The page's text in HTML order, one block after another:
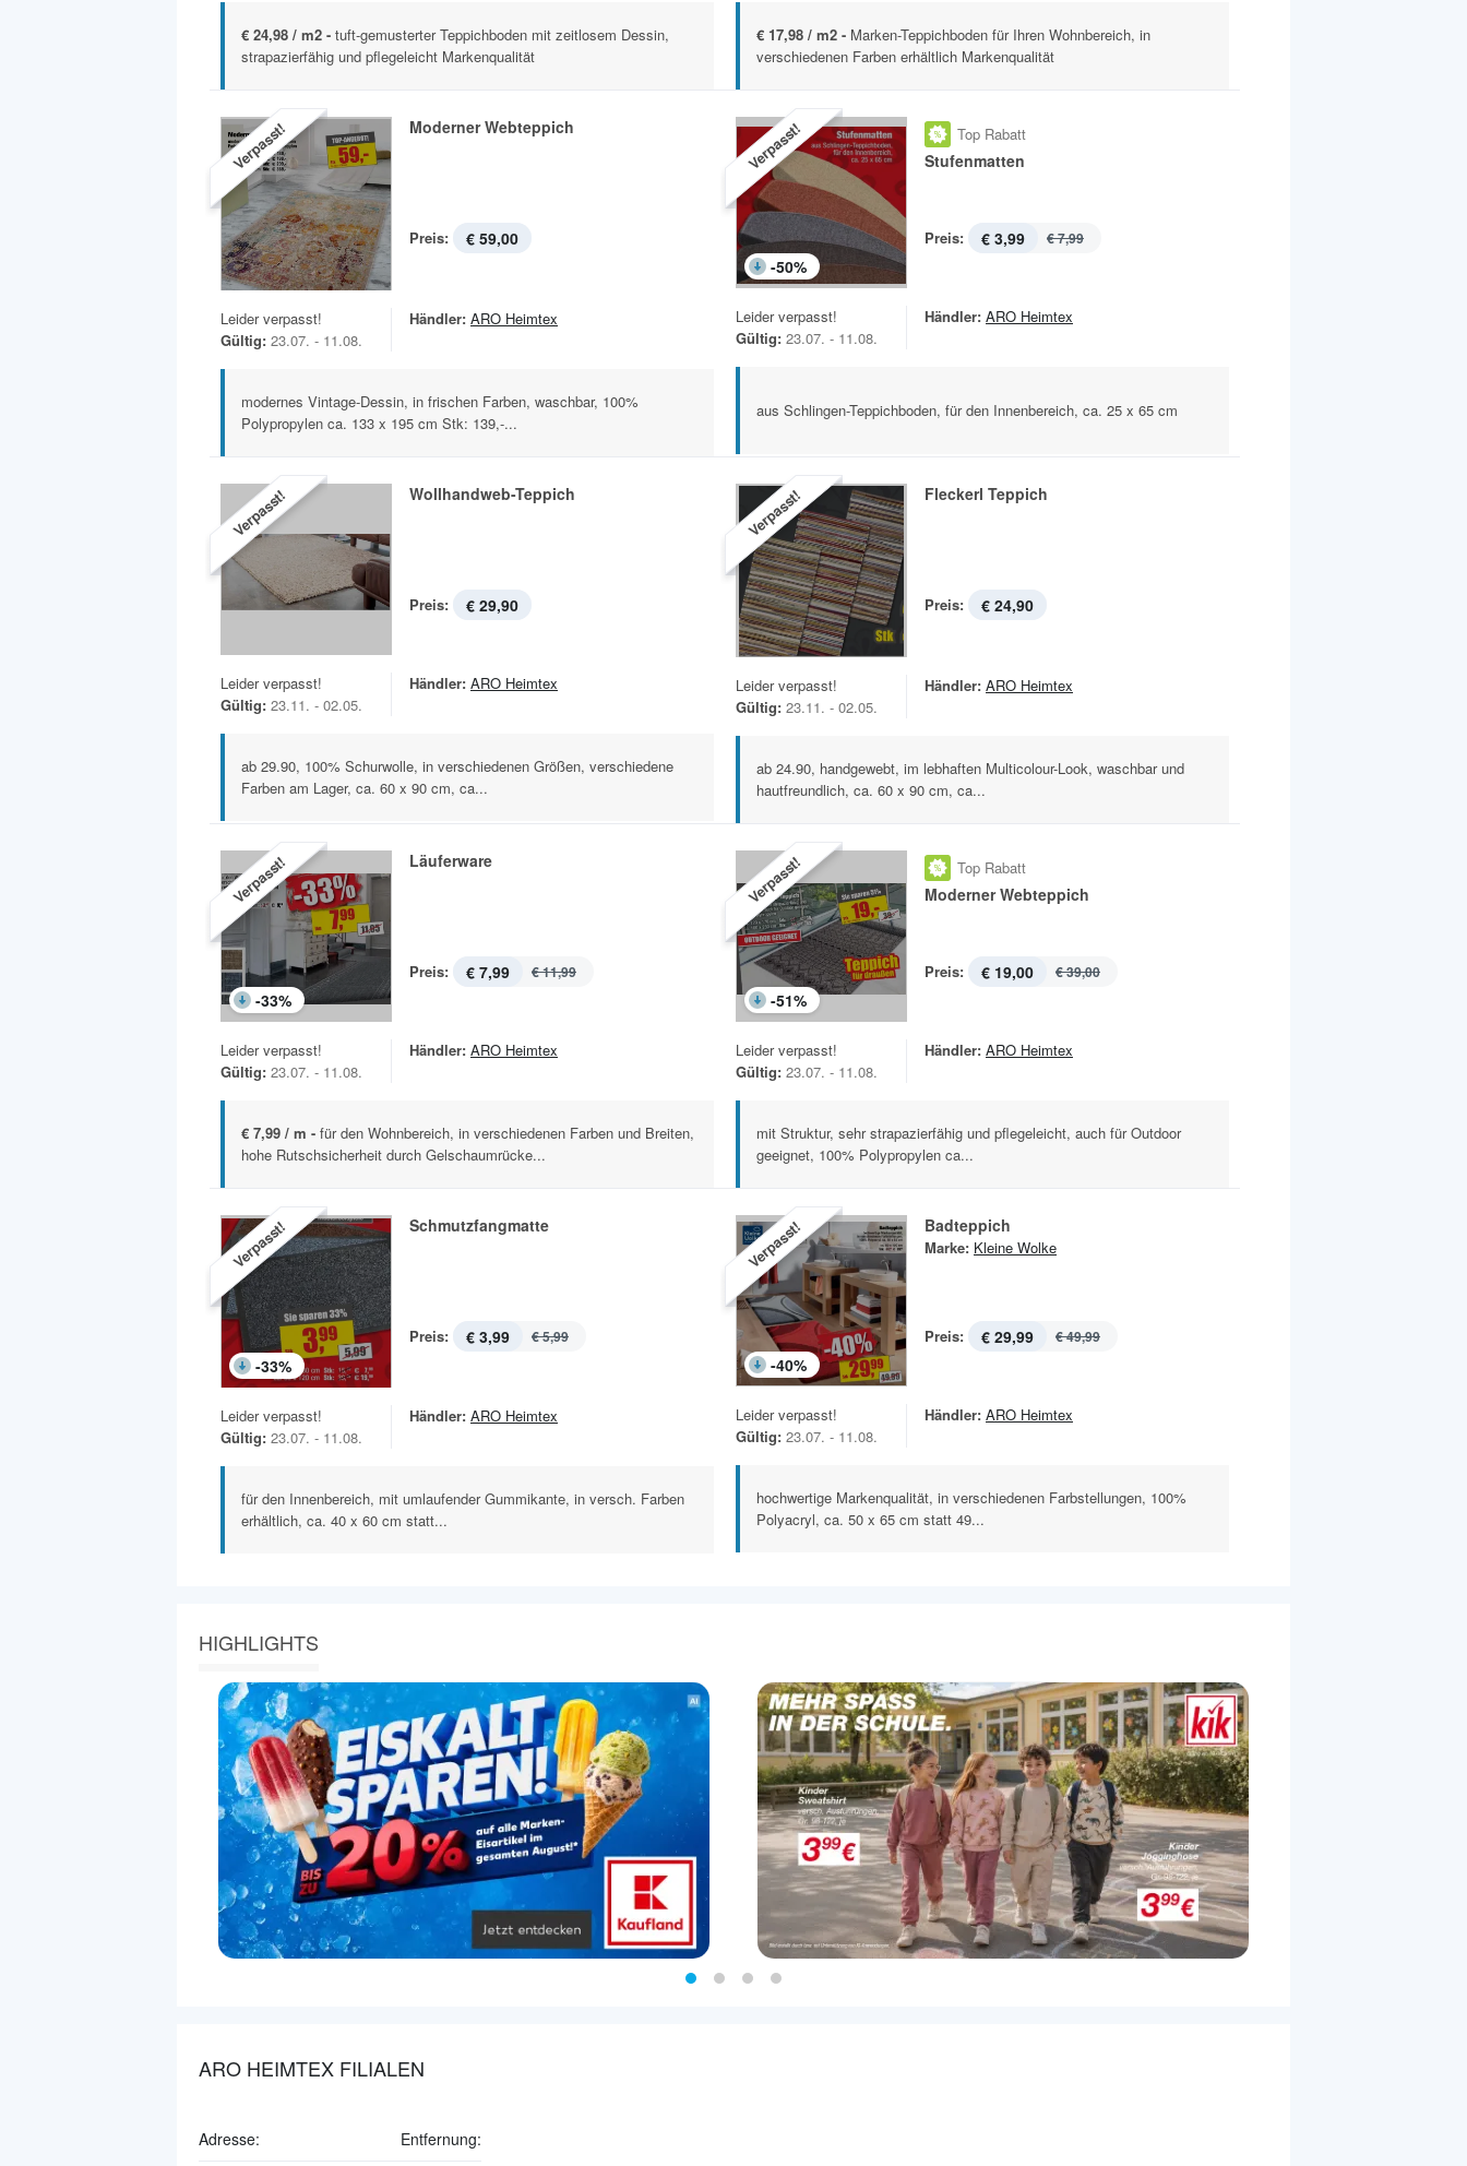
€ 24,98 / m2 - tuft-gemusterter Teppichboden mit zeitlosem Dessin,
strapazierfähig und pflegeleicht Markenqualität
€ 17,98 / m2 - Marken-Teppichboden für Ihren Wohnbereich, in
verschiedenen Farben erhältlich Markenqualität
Verpasst! Moderner Webteppich
Preis: € 59,00
Leider verpasst!
Gültig: 23.07. - 11.08.
Händler: ARO Heimtex
modernes Vintage-Dessin, in frischen Farben, waschbar, 100%
Polypropylen ca. 133 x 195 cm Stk: 139,-...
Verpasst!
-50%
Top Rabatt
Stufenmatten
Preis: € 3,99 € 7,99
Leider verpasst!
Gültig: 23.07. - 11.08.
Händler: ARO Heimtex
aus Schlingen-Teppichboden, für den Innenbereich, ca. 25 x 65 cm
Verpasst! Wollhandweb-Teppich
Preis: € 29,90
Leider verpasst!
Gültig: 23.11. - 02.05.
Händler: ARO Heimtex
ab 29.90, 100% Schurwolle, in verschiedenen Größen, verschiedene
Farben am Lager, ca. 60 x 90 cm, ca...
Verpasst! Fleckerl Teppich
Preis: € 24,90
Leider verpasst!
Gültig: 23.11. - 02.05.
Händler: ARO Heimtex
ab 24.90, handgewebt, im lebhaften Multicolour-Look, waschbar und
hautfreundlich, ca. 60 x 90 cm, ca...
Verpasst!
-33%
Läuferware
Preis: € 7,99 € 11,99
Leider verpasst!
Gültig: 23.07. - 11.08.
Händler: ARO Heimtex
€ 7,99 / m - für den Wohnbereich, in verschiedenen Farben und Breiten,
hohe Rutschsicherheit durch Gelschaumrücke...
Verpasst!
-51%
Top Rabatt
Moderner Webteppich
Preis: € 19,00 € 39,00
Leider verpasst!
Gültig: 23.07. - 11.08.
Händler: ARO Heimtex
mit Struktur, sehr strapazierfähig und pflegeleicht, auch für Outdoor
geeignet, 100% Polypropylen ca...
Verpasst!
-33%
Schmutzfangmatte
Preis: € 3,99 € 5,99
Leider verpasst!
Gültig: 23.07. - 11.08.
Händler: ARO Heimtex
für den Innenbereich, mit umlaufender Gummikante, in versch. Farben
erhältlich, ca. 40 x 60 cm statt...
Verpasst!
-40%
Badteppich
Marke: Kleine Wolke
Preis: € 29,99 € 49,99
Leider verpasst!
Gültig: 23.07. - 11.08.
Händler: ARO Heimtex
hochwertige Markenqualität, in verschiedenen Farbstellungen, 100%
Polyacryl, ca. 50 x 65 cm statt 49...
HIGHLIGHTS
ARO HEIMTEX FILIALEN
Adresse: Entfernung: